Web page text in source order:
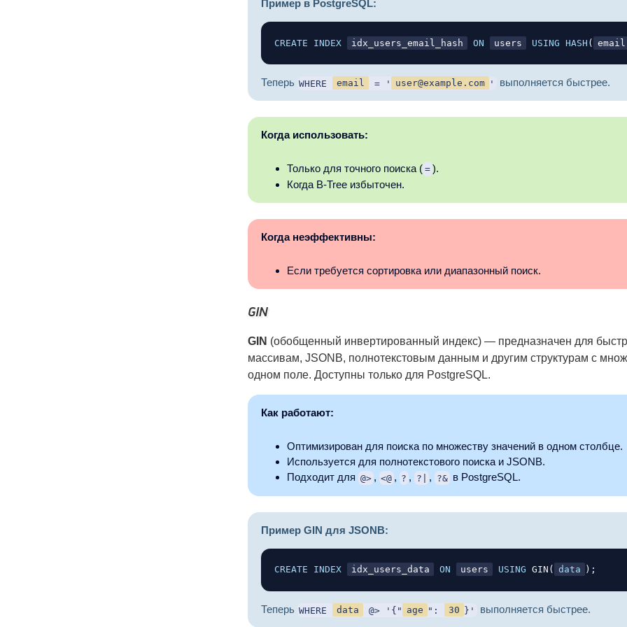
Пример в PostgreSQL:
CREATE INDEX idx_users_email_hash ON users USING HASH ( email
Теперь WHERE email = ' user@example.com ' выполняется быстрее.
Когда использовать:
Только для точного поиска (=).
Когда B-Tree избыточен.
Когда неэффективны:
Если требуется сортировка или диапазонный поиск.
GIN
GIN (обобщенный инвертированный индекс) — предназначен для
массивам, JSONB, полнотекстовым данным и другим структурам с
одном поле. Доступны только для PostgreSQL.
Как работают:
Оптимизирован для поиска по множеству значений в одном столбце.
Используется для полнотекстового поиска и JSONB.
Подходит для@>, <@, ? , ?| , ?&в PostgreSQL.
Пример GIN для JSONB:
CREATE INDEX idx_users_data ON users USING GIN ( data ) ;
Теперь WHERE data @> '{" age ": 30 }' выполняется быстрее.